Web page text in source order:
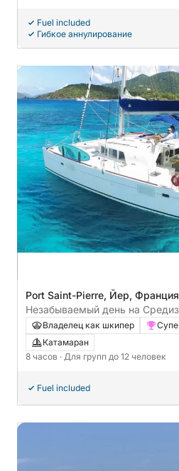
Fuel included
Гибкое аннулирование
Port Saint-Pierre, Йер, Франция
Незабываемый день на
часовой частный круиз
Владелец как шкипер
Катамаран
8 часов · Для групп до 12 человек
Fuel included